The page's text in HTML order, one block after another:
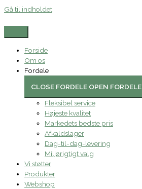
Gå til indholdet
Forside
Om os
Fordele
CLOSE FORDELE OPEN FORDELE
Fleksibel service
Højeste kvalitet
Markedets bedste pris
Afkaldslager
Dag-til-dag-levering
Miljørigtigt valg
Vi støtter
Produkter
Webshop